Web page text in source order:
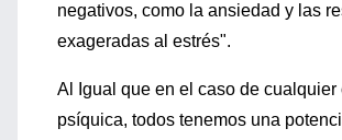
negativos, como la ansiedad y las
exageradas al estrés".
Al Igual que en el caso de cualquier
psíquica, todos tenemos una